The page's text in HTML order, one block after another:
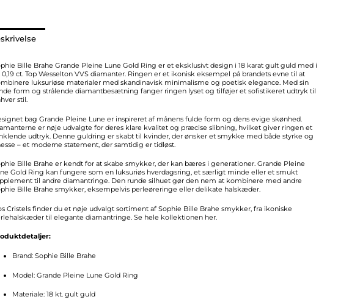
Bille Brahe Grande Pleine Lune Gold Ring er et eksklusivt design i 18 karat gult guld med i
0,19 ct. Top Wesselton VVS diamanter. Ringen er et ikonisk eksempel på brandets evne til at
luksuriøse materialer med skandinavisk minimalisme og poetisk elegance. Med sin
form og strålende diamantbesætning fanger ringen lyset og tilføjer et sofistikeret udtryk til
stil.
bag Grande Pleine Lune er inspireret af månens fulde form og dens evige skønhed.
er nøje udvalgte for deres klare kvalitet og præcise slibning, hvilket giver ringen et
udtryk. Denne guldring er skabt til kvinder, der ønsker et smykke med både styrke og
– et moderne statement, der samtidig er tidløst.
Bille Brahe er kendt for at skabe smykker, der kan bæres i generationer. Grande Pleine
Gold Ring kan fungere som en luksuriøs hverdagsring, et særligt minde eller et smukt
til andre diamantringe. Den runde silhuet gør den nem at kombinere med andre
Bille Brahe smykker, eksempelvis perleøreringe eller delikate halskæder.
Cristels finder du et nøje udvalgt sortiment af Sophie Bille Brahe smykker, fra ikoniske
til elegante diamantringe. Se hele kollektionen her.
Brand: Sophie Bille Brahe
Model: Grande Pleine Lune Gold Ring
Materiale: 18 kt. gult guld